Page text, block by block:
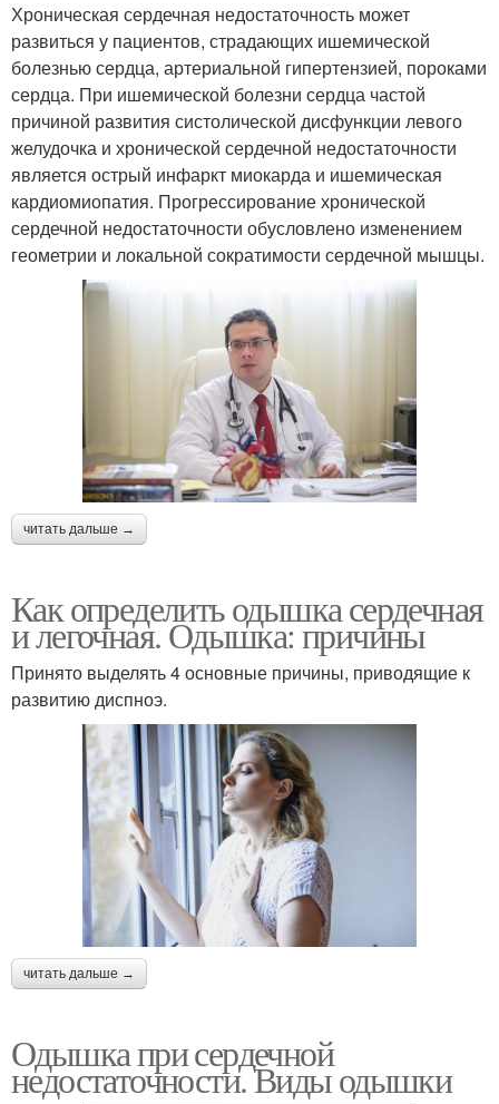
Хроническая сердечная недостаточность может
развиться у пациентов, страдающих ишемической
болезнью сердца, артериальной гипертензией, пороками
сердца. При ишемической болезни сердца частой
причиной развития систолической дисфункции левого
желудочка и хронической сердечной недостаточности
является острый инфаркт миокарда и ишемическая
кардиомиопатия. Прогрессирование хронической
сердечной недостаточности обусловлено изменением
геометрии и локальной сократимости сердечной мышцы.
читать дальше →
Как определить одышка сердечная
и легочная. Одышка: причины
Принято выделять 4 основные причины, приводящие к
развитию диспноэ.
читать дальше →
Одышка при сердечной
недостаточности. Виды одышки